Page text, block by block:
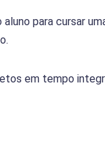
para cursar
em tempo